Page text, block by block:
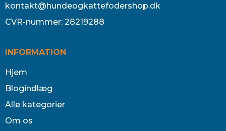
kontakt@hundeogkattefodershop.dk
CVR-nummer: 28219288
INFORMATION
Hjem
Blogindlæg
Alle kategorier
Om os